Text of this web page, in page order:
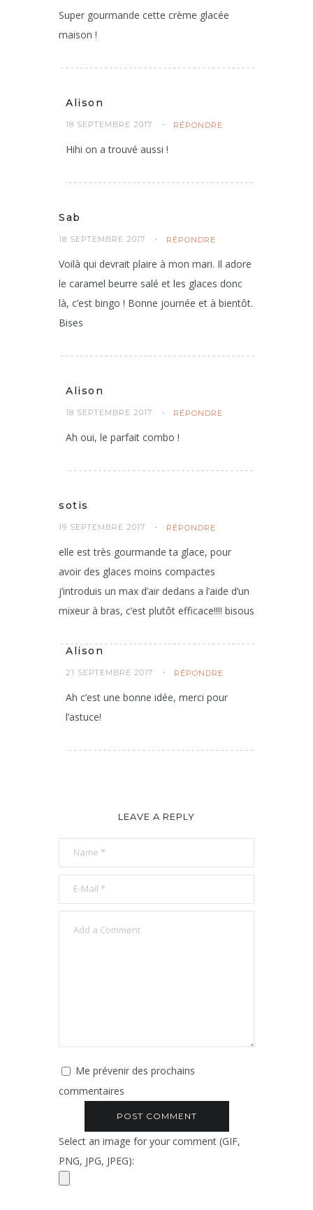
Super gourmande cette crème glacée
maison !
Alison
18 SEPTEMBRE 2017 RÉPONDRE
Hihi on a trouvé aussi !
Sab
18 SEPTEMBRE 2017 RÉPONDRE
Voilà qui devrait plaire à mon mari. Il adore
le caramel beurre salé et les glaces donc
là, c’est bingo ! Bonne journée et à bientôt.
Bises
Alison
18 SEPTEMBRE 2017 RÉPONDRE
Ah oui, le parfait combo !
sotis
19 SEPTEMBRE 2017 RÉPONDRE
elle est très gourmande ta glace, pour
avoir des glaces moins compactes
j’introduis un max d’air dedans a l’aide d’un
mixeur à bras, c’est plutôt efficace!!!! bisous
Alison
21 SEPTEMBRE 2017 RÉPONDRE
Ah c’est une bonne idée, merci pour
l’astuce!
LEAVE A REPLY
Me prévenir des prochains
commentaires
Select an image for your comment (GIF,
PNG, JPG, JPEG):